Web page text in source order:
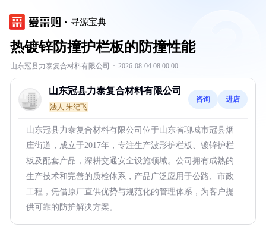
寻源宝典
热镀锌防撞护栏板的防撞性能
山东冠县力泰复合材料有限公司 · 2026-08-04 08:00:00
山东冠县力泰复合材料有限公司
法人:朱纪飞
咨询 进店
山东冠县力泰复合材料有限公司位于山东省聊城市冠县烟
庄街道，成立于2017年，专注生产波形护栏板、镀锌护栏
板及配套产品，深耕交通安全设施领域。公司拥有成熟的
生产技术和完善的质检体系，产品广泛应用于公路、市政
工程，凭借原厂直供优势与规范化的管理体系，为客户提
供可靠的防护解决方案。